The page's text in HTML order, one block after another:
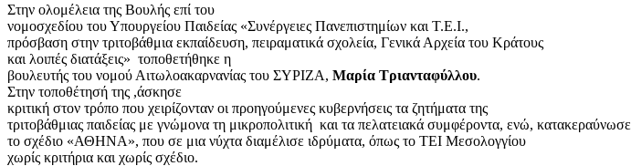
Στην ολομέλεια της Βουλής επί του
νομοσχεδίου του Υπουργείου Παιδείας «Συνέργειες Πανεπιστημίων και Τ.Ε.Ι.,
πρόσβαση στην τριτοβάθμια εκπαίδευση, πειραματικά σχολεία, Γενικά Αρχεία του Κράτους
και λοιπές διατάξεις» τοποθετήθηκε η
βουλευτής του νομού Αιτωλοακαρνανίας του ΣΥΡΙΖΑ, Μαρία Τριανταφύλλου.
Στην τοποθέτησή της ,άσκησε
κριτική στον τρόπο που χειρίζονταν οι προηγούμενες κυβερνήσεις τα ζητήματα της
τριτοβάθμιας παιδείας με γνώμονα τη μικροπολιτική και τα πελατειακά συμφέροντα, ενώ, κατακεραύνωσε
το σχέδιο «ΑΘΗΝΑ», που σε μια νύχτα διαμέλισε ιδρύματα, όπως το ΤΕΙ Μεσολογγίου
χωρίς κριτήρια και χωρίς σχέδιο.